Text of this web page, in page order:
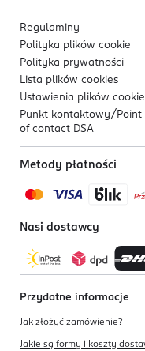
Regulaminy
Polityka plików cookie
Polityka prywatności
Lista plików cookies
Ustawienia plików
Punkt kontaktowy/ Point
of contact DSA
Metody płatności
Nasi dostawcy
Przydatne informacje
Jak złożyć zamówienie?
Jakie są formy i koszty